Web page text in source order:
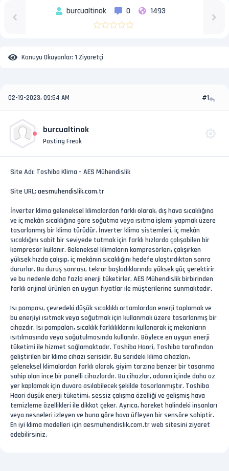
burcualtinok 0 1493
Konuyu Okuyanlar: 1 Ziyaretçi
02-19-2023, 09:54 AM #1
burcualtinok
Posting Freak
Site Adı: Toshiba Klima – AES Mühendislik
Site URL: aesmuhendislik.com.tr
İnverter klima geleneksel klimalardan farklı olarak, dış hava sıcaklığına
ve iç mekân sıcaklığına göre soğutma veya ısıtma işlemi yapmak üzere
tasarlanmış bir klima türüdür. İnverter klima sistemleri, iç mekân
sıcaklığını sabit bir seviyede tutmak için farklı hızlarda çalışabilen bir
kompresör kullanır. Geleneksel klimaların kompresörleri, çalışırken
yüksek hızda çalışıp, iç mekânın sıcaklığını hedefe ulaştırdıktan sonra
dururlar. Bu duruş sonrası, tekrar başladıklarında yüksek güç gerektirir
ve bu nedenle daha fazla enerji tüketirler. AES Mühendislik birbirinden
farklı orijinal ürünleri en uygun fiyatlar ile müşterilerine sunmaktadır.
Isı pompası, çevredeki düşük sıcaklıklı ortamlardan enerji toplamak ve
bu enerjiyi ısıtmak veya soğutmak için kullanmak üzere tasarlanmış bir
cihazdır. Isı pompaları, sıcaklık farklılıklarını kullanarak iç mekanların
ısıtılmasında veya soğutulmasında kullanılır. Böylece en uygun enerji
tüketimi ile hizmet sağlamaktadır. Toshiba Haori, Toshiba tarafından
geliştirilen bir klima cihazı serisidir. Bu serideki klima cihazları,
geleneksel klimalardan farklı olarak, giyim tarzına benzer bir tasarıma
sahip olan ince bir panelli cihazlardır. Bu cihazlar, odanın içinde daha az
yer kaplamak için duvara asılabilecek şekilde tasarlanmıştır. Toshiba
Haori düşük enerji tüketimi, sessiz çalışma özelliği ve gelişmiş hava
temizleme özellikleri ile dikkat çeker. Ayrıca, hareket halindeki insanları
veya nesneleri izleyen ve buna göre hava üfleyen bir sensöre sahiptir.
En iyi klima modelleri için aesmuhendislik.com.tr web sitesini ziyaret
edebilirsiniz.